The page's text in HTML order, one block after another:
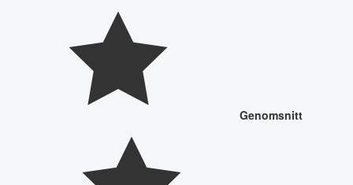
Genomsnitt